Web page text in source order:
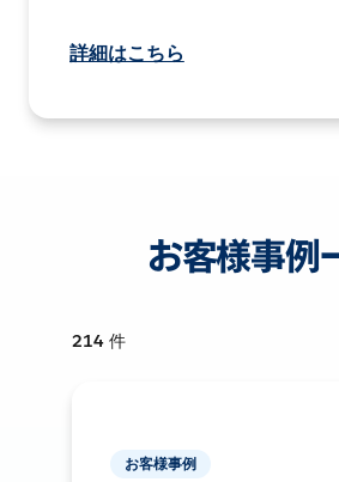
詳細はこちら
お客様事例
214 件
お客様事例